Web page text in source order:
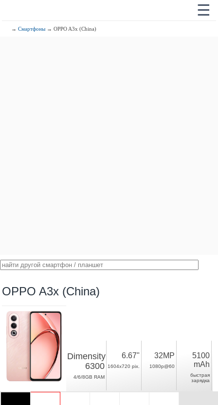
☰
→Смартфоны → OPPO A3x (China)
OPPO A3x (China)
Dimensity
6300
4/6/8GB RAM
6.67"
1604x720 pix.
32MP
1080p@60
5100
mAh
быстрая
зарядка